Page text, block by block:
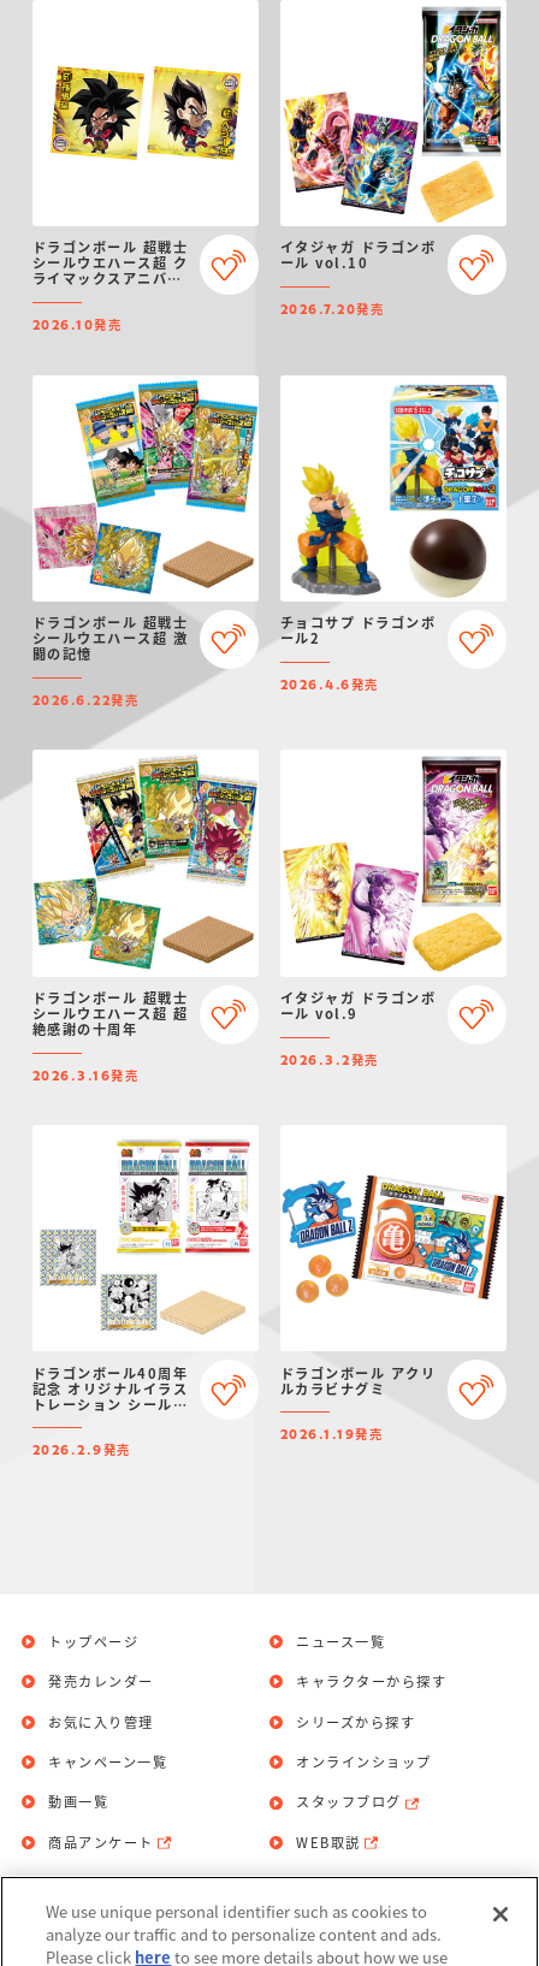
ドラゴンボール 超戦士
シールウエハース超 ク
ライマックスアニバー
2026.10発売
イタジャガ ドラゴンボ
ール vol.10
2026.7.20発売
ドラゴンボール 超戦士
シールウエハース超 激
闘の記憶
2026.6.22発売
チョコサプ ドラゴンボ
ール2
2026.4.6発売
ドラゴンボール 超戦士
シールウエハース超 超
絶感謝の十周年
2026.3.16発売
イタジャガ ドラゴンボ
ール vol.9
2026.3.2発売
ドラゴンボール40周年
記念 オリジナルイラス
トレーション シールウ
2026.2.9発売
ドラゴンボール アクリ
ルカラビナグミ
2026.1.19発売
トップページ
発売カレンダー
お気に入り管理
ニュース一覧
キャラクターから探す
シリーズから探す
キャンペーン一覧
動画一覧
商品アンケート
オンラインショップ
スタッフブログ
WEB取説
お問い合わせ 個人情報保護方針
We use unique personal identifier such as cookies to
analyze our traffic and to personalize content and ads.
Please click here to see more details about how we use